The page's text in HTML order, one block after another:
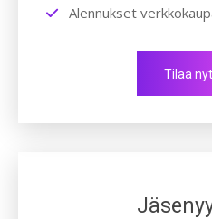
Alennukset
Tilaa